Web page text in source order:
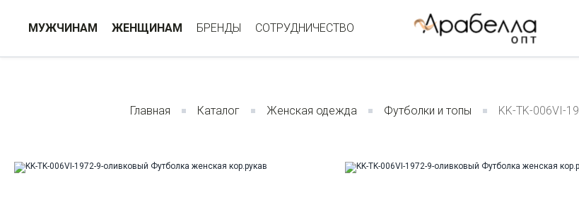
МУЖЧИНАМ ЖЕНЩИНАМ БРЕНДЫ СОТРУДНИЧЕСТВО
Главная Каталог Женская одежда Футболки и топы KK-TK-006VI-